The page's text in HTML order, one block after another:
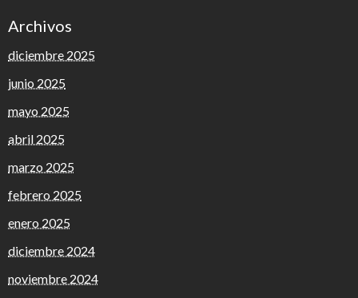
Archivos
diciembre 2025
junio 2025
mayo 2025
abril 2025
marzo 2025
febrero 2025
enero 2025
diciembre 2024
noviembre 2024